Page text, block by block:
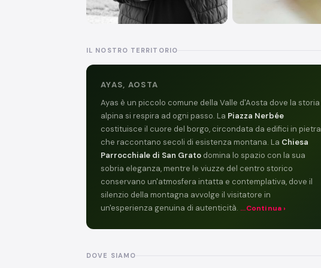
IL NOSTRO TERRITORIO
AYAS, AOSTA
Ayas è un piccolo comune della Valle d'Aosta dove la storia
alpina si respira ad ogni passo. La Piazza Nerbée
costituisce il cuore del borgo, circondata da edifici in pietra
che raccontano secoli di esistenza montana. La Chiesa
Parrocchiale di San Grato domina lo spazio con la sua
sobria eleganza, mentre le viuzze del centro storico
conservano un'atmosfera intatta e contemplativa, dove il
silenzio della montagna avvolge il visitatore in
un'esperienza genuina di autenticità. ...Continua ›
DOVE SIAMO